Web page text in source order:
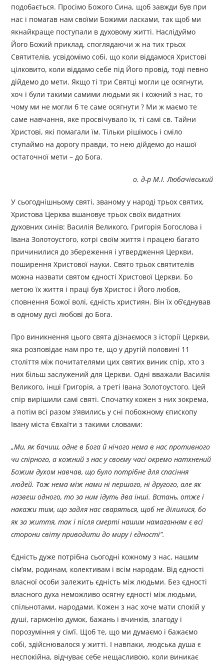
подобається. Просімо Божого Сина, щоб завжди був при
нас і помагав нам своїми Божими ласками, так щоб ми
якнайкраще поступали в духовому житті. Наслідуймо
Його Божий приклад, споглядаючи ж на тих трьох
Святителів, усвідомімо собі, що коли віддамося Христові
цілковито, коли віддамо себе під Його провід, тоді певно
дійдемо до мети. Якщо ті три Святці могли це осягнути,
хоч і були такими самими людьми як і кожний з нас, то
чому ми не могли б те саме осягнути ? Ми ж маємо те
саме навчання, яке просвічувало їх, ті самі св. Тайни
Христові, які помагали їм. Тільки рішімось і сміло
ступаймо на дорогу правди, то нею дійдемо до нашої
остаточної мети – до Бога.
о. д-р М.І. Любачівський
У сьогоднішньому святі, званому у народі трьох святих,
Христова Церква вшановує трьох своїх видатних
духовних синів: Василія Великого, Григорія Богослова і
Івана Золотоустого, котрі своїм життя і працею багато
причинилися до збереження і утвердження Церкви,
поширення Христової науки. Свято трьох святителів
можна назвати святом єдності Христової Церкви. Бо
метою їх життя і праці був Христос і Його любов,
сповнення Божої волі, єдність християн. Він їх об’єднував
в одному дусі любові до Бога.
Про виникнення цього свята дізнаємося з історії Церкви,
яка розповідає нам про те, що у другій половині 11
століття між почитателями цих святих виник спір, хто з
них більш заслужений для Церкви. Одні вважали Василія
Великого, інші Григорія, а треті Івана Золотоустого. Цей
спір вирішили самі святі. Спочатку кожен з них зокрема,
а потім всі разом з’явились у сні побожному єпископу
Івану міста Євхаїти з такими словами:
„Ми, як бачиш, одне в Бога й нічого нема в нас противного
чи спірного, а кожний з нас у своєму часі окремо натхнений
Божим духом навчав, що було потрібне для спасіння
людей. Тож нема між нами ні першого, ні другого, але як
назвеш одного, то за ним ідуть два інші. Встань, отже і
накажи тим, що задля нас сваряться, щоб не ділилися, бо
як за життя, так і після смерті нашим намаганням є всі
сторони світу приводити до миру і єдності”.
Єдність дуже потрібна сьогодні кожному з нас, нашим
сім’ям, родинам, колективам і всім народам. Від єдності
власної особи залежить єдність між людьми. Без єдності
власного духа неможливо осягну єдності між людьми,
спільнотами, народами. Кожен з нас хоче мати спокій у
душі, гармонію думок, бажань і вчинків, злагоду і
порозуміння у сім’ї. Щоб те, що ми думаємо і бажаємо
собі, здійснювалося у житті. І навпаки, людська душа є
неспокійна, відчуває себе нещасливою, коли виникає